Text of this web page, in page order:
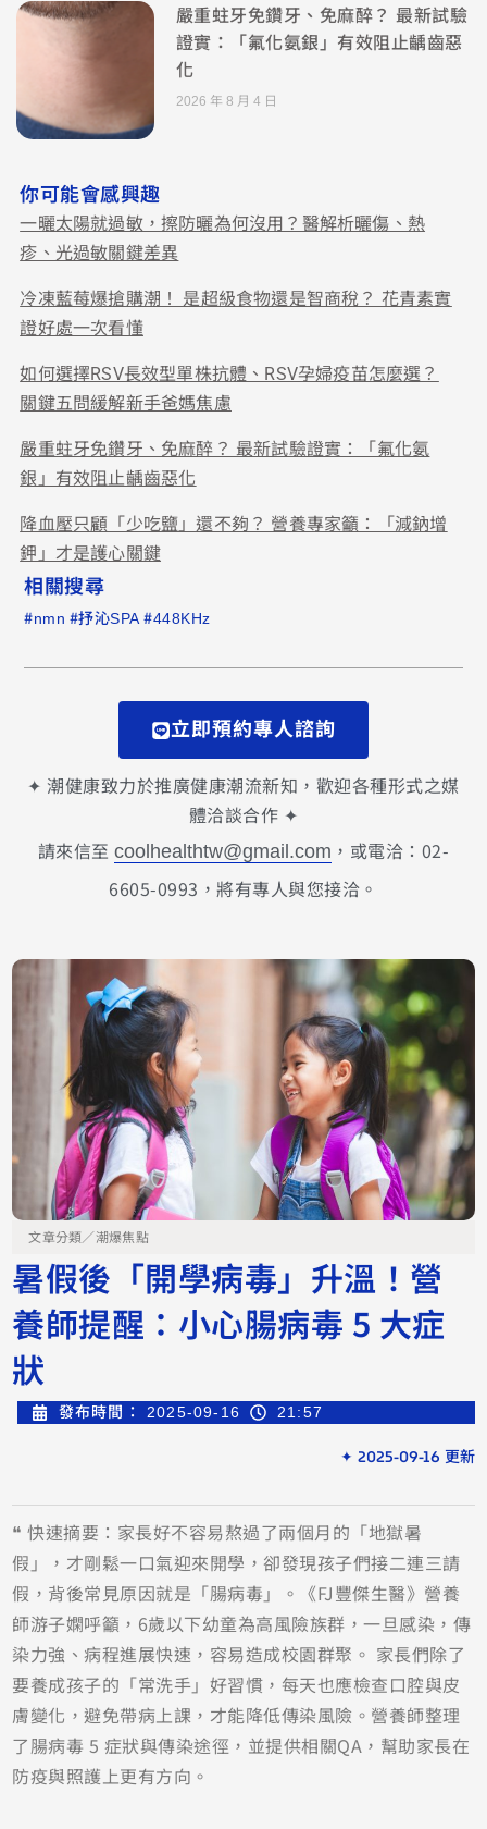
嚴重蛀牙免鑽牙、免麻醉？ 最新試驗
證實：「氟化氨銀」有效阻止齲齒惡
化
2026 年 8 月 4 日
你可能會感興趣
一曬太陽就過敏，擦防曬為何沒用？醫解析曬傷、熱
疹、光過敏關鍵差異
冷凍藍莓爆搶購潮！ 是超級食物還是智商稅？ 花青素實
證好處一次看懂
如何選擇RSV長效型單株抗體、RSV孕婦疫苗怎麼選？
關鍵五問緩解新手爸媽焦慮
嚴重蛀牙免鑽牙、免麻醉？ 最新試驗證實：「氟化氨
銀」有效阻止齲齒惡化
降血壓只顧「少吃鹽」還不夠？ 營養專家籲：「減鈉增
鉀」才是護心關鍵
相關搜尋
#nmn #抒沁SPA #448KHz
立即預約專人諮詢
✦ 潮健康致力於推廣健康潮流新知，歡迎各種形式之媒
體洽談合作 ✦
請來信至coolhealthtw@gmail.com ，或電洽：02-
6605-0993，將有專人與您接洽。
文章分類／潮爆焦點
暑假後「開學病毒」升溫！營
養師提醒：小心腸病毒 5 大症
狀
發布時間： 2025-09-16 21:57
✦ 2025-09-16 更新
❝ 快速摘要：家長好不容易熬過了兩個月的「地獄暑
假」，才剛鬆一口氣迎來開學，卻發現孩子們接二連三請
假，背後常見原因就是「腸病毒」。《FJ豐傑生醫》營養
師游子嫻呼籲，6歲以下幼童為高風險族群，一旦感染，傳
染力強、病程進展快速，容易造成校園群聚。 家長們除了
要養成孩子的「常洗手」好習慣，每天也應檢查口腔與皮
膚變化，避免帶病上課，才能降低傳染風險。營養師整理
了腸病毒 5 症狀與傳染途徑，並提供相關QA，幫助家長在
防疫與照護上更有方向。